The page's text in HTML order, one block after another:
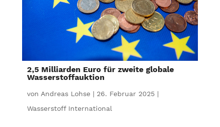
2,5 Milliarden Euro für zweite globale
Wasserstoffauktion
von Andreas Lohse| 26. Februar 2025|
Wasserstoff International